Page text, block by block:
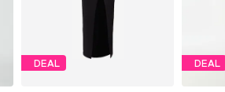
DEAL DEAL